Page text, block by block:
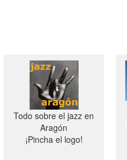
Todo sobre el jazz en
Aragón
¡Pincha el logo!